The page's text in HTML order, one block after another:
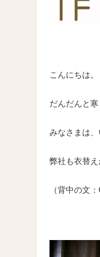
こんにちは。
だんだんと
みなさまは
弊社も衣替
（背中の文